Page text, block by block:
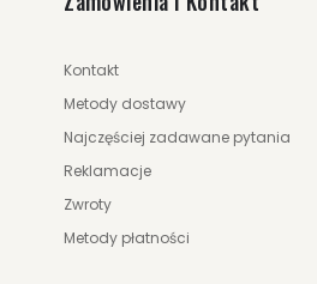
Kontakt
Metody dostawy
Najczęściej zadawane pytania
Reklamacje
Zwroty
Metody płatności